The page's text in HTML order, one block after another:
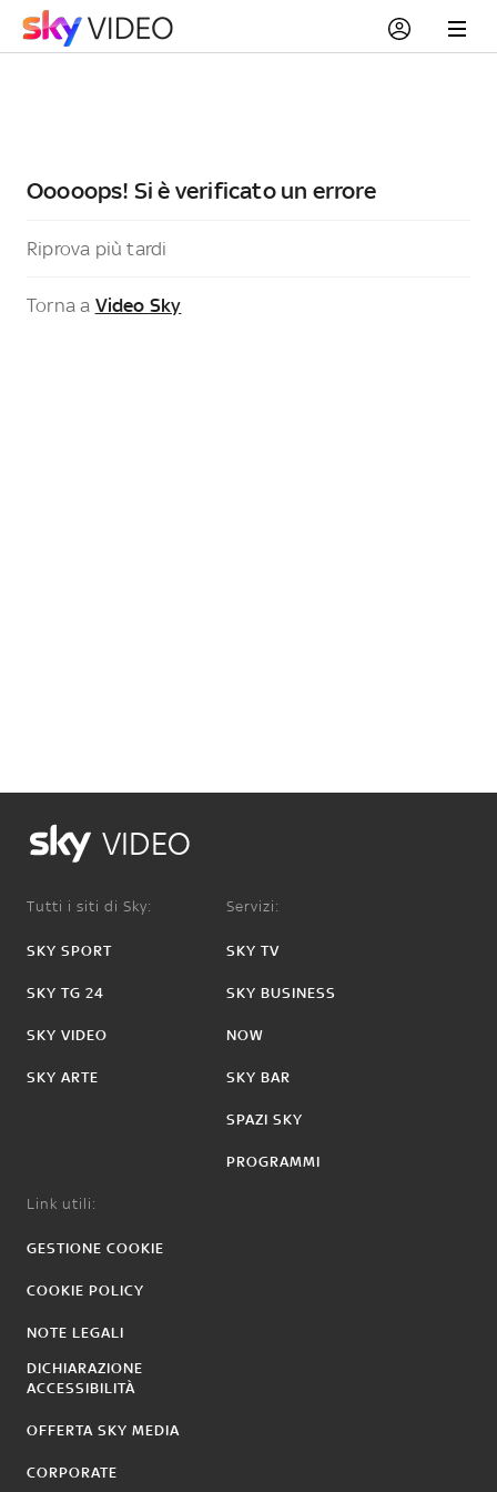
Ooooops! Si è verificato un errore
Riprova più tardi
Torna a Video Sky
VIDEO
Tutti i siti di Sky:
SKY SPORT
SKY TG 24
SKY VIDEO
SKY ARTE
Servizi:
SKY TV
SKY BUSINESS
NOW
SKY BAR
SPAZI SKY
PROGRAMMI
Link utili:
GESTIONE COOKIE
COOKIE POLICY
NOTE LEGALI
DICHIARAZIONE
ACCESSIBILITÀ
OFFERTA SKY MEDIA
CORPORATE